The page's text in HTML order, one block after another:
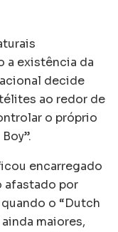
a existência da
decide
ao redor de
o próprio
encarregado
afastado por
o “Dutch
maiores,